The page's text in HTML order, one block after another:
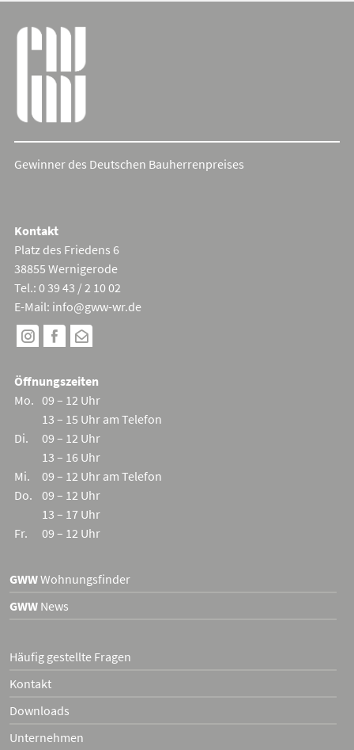
Gewinner des Deutschen Bauherrenpreises
Kontakt
Platz des Friedens 6
38855 Wernigerode
Tel.: 0 39 43 / 2 10 02
E-Mail: info@gww-wr.de
Öffnungszeiten
Mo. 09 – 12 Uhr
13 – 15 Uhr am Telefon
Di.
09 – 12 Uhr
13 – 16 Uhr
Mi.
09 – 12 Uhr am Telefon
Do.
09 – 12 Uhr
13 – 17 Uhr
Fr.
09 – 12 Uhr
GWWWohnungsfinder
GWW News
Häufig gestellte Fragen
Kontakt
Downloads
Unternehmen